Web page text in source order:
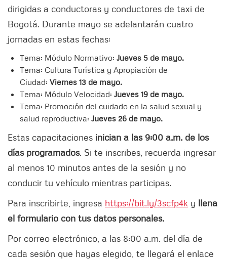
dirigidas a conductoras y conductores de taxi de
Bogotá. Durante mayo se adelantarán cuatro
jornadas en estas fechas:
Tema: Módulo Normativo: Jueves 5 de mayo.
Tema: Cultura Turística y Apropiación de
Ciudad: Viernes 13 de mayo.
Tema: Módulo Velocidad: Jueves 19 de mayo.
Tema: Promoción del cuidado en la salud sexual y
salud reproductiva: Jueves 26 de mayo.
Estas capacitaciones inician a las 9:00 a.m. de los
días programados. Si te inscribes, recuerda ingresar
al menos 10 minutos antes de la sesión y no
conducir tu vehículo mientras participas.
Para inscribirte, ingresa https://bit.ly/3scfp4k y llena
el formulario con tus datos personales.
Por correo electrónico, a las 8:00 a.m. del día de
cada sesión que hayas elegido, te llegará el enlace